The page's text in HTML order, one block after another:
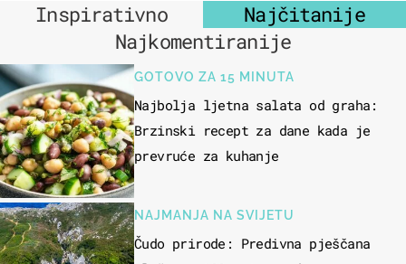
Inspirativno
Najčitanije
Najkomentiranije
GOTOVO ZA 15 MINUTA
Najbolja ljetna salata od graha:
Brzinski recept za dane kada je
prevruće za kuhanje
NAJMANJA NA SVIJETU
Čudo prirode: Predivna pješčana